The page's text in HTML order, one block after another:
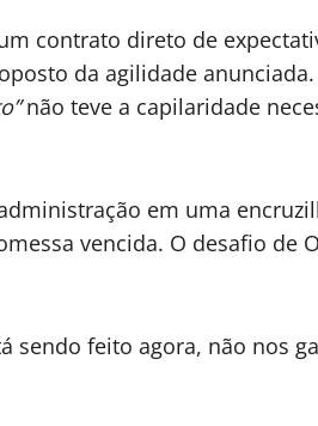
contrato direto de
da agilidade
não teve a capilaridade
em uma
vencida. O desafio de
sendo feito agora, não nos